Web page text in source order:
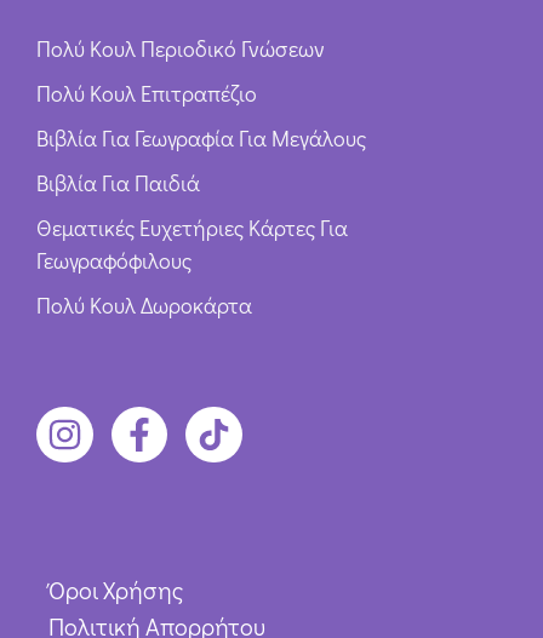
Πολύ Κουλ Περιοδικό Γνώσεων
Πολύ Κουλ Επιτραπέζιο
Βιβλία Για Γεωγραφία Για Μεγάλους
Βιβλία Για Παιδιά
Θεματικές Ευχετήριες Κάρτες Για
Γεωγραφόφιλους
Πολύ Κουλ Δωροκάρτα
Όροι Χρήσης
Πολιτική Απορρήτου